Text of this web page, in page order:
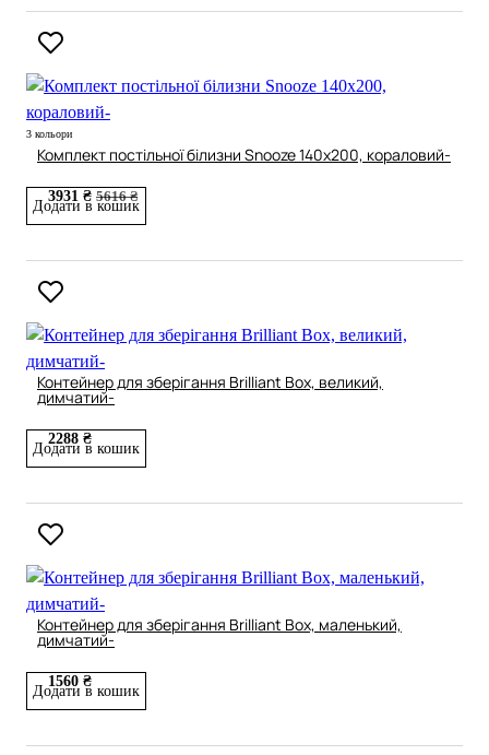
3 кольори
Комплект постільної білизни Snooze 140x200, кораловий-
3931 ₴ 5616 ₴
Додати в кошик
Контейнер для зберігання Brilliant Box, великий,
димчатий-
2288 ₴
Додати в кошик
Контейнер для зберігання Brilliant Box, маленький,
димчатий-
1560 ₴
Додати в кошик